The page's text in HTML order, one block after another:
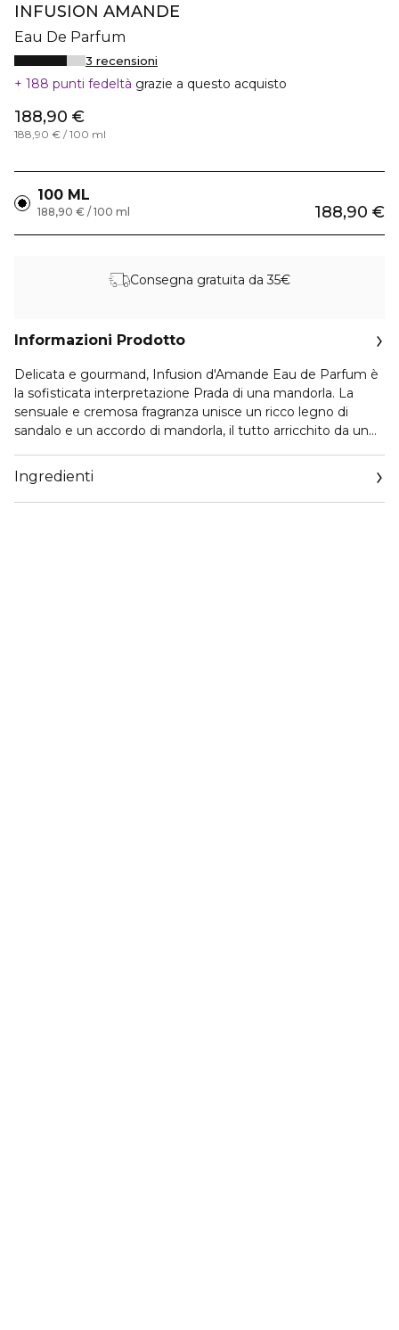
INFUSION AMANDE
Eau De Parfum
3 recensioni
188 punti fedeltà grazie a questo acquisto
188,90 €
188,90 € / 100 ml
100 ML
188,90 €
188,90 € / 100 ml
Consegna gratuita da 35€
Informazioni Prodotto
Delicata e gourmand, Infusion d'Amande Eau de Parfum è
la sofisticata interpretazione Prada di una mandorla. La
sensuale e cremosa fragranza unisce un ricco legno di
sandalo e un accordo di mandorla, il tutto arricchito da un
del profumo Infusion d'Amande incarna la quintessenza dei
codici di Prada. Il tappo in pelle saffiano blu richiama la
dolcezza dell'infuso.
Ingredienti